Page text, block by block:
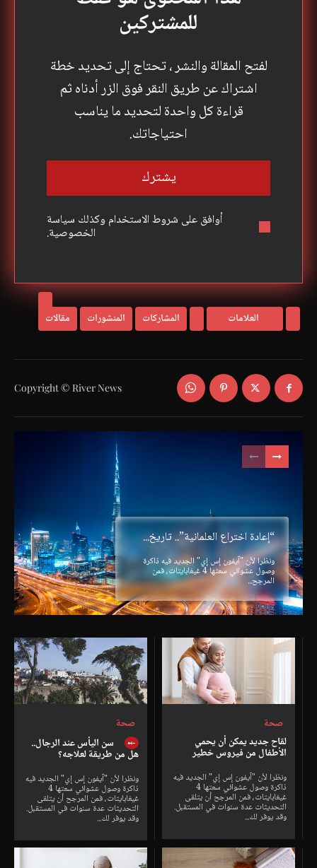
في عمود
لواحد
والدردشة
أن تصبح
عضوًا مشرفًا
دعمنا لتقديم
اختر بين
والسنوية
إشترك
الآن
إشترك إشترك
الآن
“وما زلنا نخطو حولها”.....
ونظرا لأن "آيفون إس إي" الجديد فيه ذاكرة وصول...للمشتركين
لفتح المقالة والنشر ، تحتاج إلى تحديد خطة
اشتراك عن طريق النقر فوق الزر أدناه ثم
قراءة كل واحدة لتحديد ما يناسب
احتياجاتك.
يشترك
أوافق على شروط الاستخدام وكذلك سياسة
الخصوصية.
العلامات المشاركات المنشورات مقالات
Copyright © River News
“إعادة اختراع العلمانية”.. تاريخ...
ونظرا لأن "آيفون إس إي" الجديد فيه ذاكرة
وصول عشوائي سعتها 4 غيغابايتات، فمن
المرجح...
صحة
لقاح جديد يمكن أن يحمي
الأطفال من فيروس خطير
ونظرا لأن "آيفون إس إي" الجديد فيه
ذاكرة وصول عشوائي سعتها 4
غيغابايتات، فمن المرجح أن يتلقى
التحديثات عدة سنوات في المستقبل.
وقد يوفر لك...
صحة
سن اليأس عند الرجال..
هل من طريقة لعلاجه؟
ونظرا لأن "آيفون إس إي" الجديد فيه
ذاكرة وصول عشوائي سعتها 4
غيغابايتات، فمن المرجح أن يتلقى
التحديثات عدة سنوات في المستقبل.
وقد يوفر لك...